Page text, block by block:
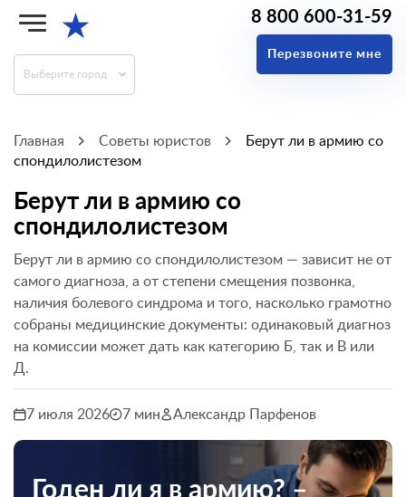
★
Выберите город
8 800 600-31-59
Перезвоните мне
Главная Советы юристов
Берут ли в армию со
спондилолистезом
Берут ли в армию со
спондилолистезом
Берут ли в армию со спондилолистезом — зависит не от
самого диагноза, а от степени смещения позвонка,
наличия болевого синдрома и того, насколько грамотно
собраны медицинские документы: одинаковый диагноз
на комиссии может дать как категорию Б, так и В или
Д.
7 июля 2026 7 мин Александр Парфенов
Годен ли я в армию? –